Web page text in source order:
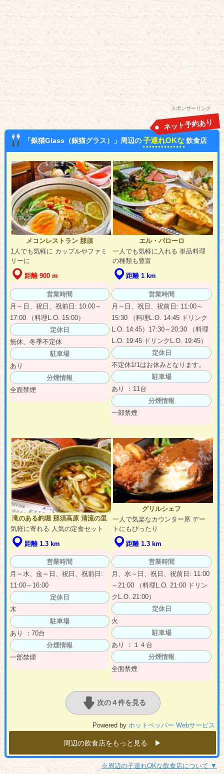
スポンサーリンク
「銀猫Glass（銀猫グラス）」周辺の子連れOKな 飲食店
ネット予約あり
メコンレストラン 那須
1人でも気軽に カップルやファミ
リーに
距離 900 m
営業時間
月～日、祝日、祝前日: 10:00～
17:00 （料理L.O. 15:00）
定休日
無休、冬季不定休
駐車場
あり
分煙情報
全面禁煙
エル・バローロ
一人でも気軽に入れる 単品料理
の種類も豊富
距離 1 km
営業時間
月～日、祝日、祝前日: 11:00～
15:30 （料理L.O. 14:45 ドリンク
L.O. 14:45）17:30～20:30 （料理
L.O. 19:45 ドリンクL.O. 19:45）
定休日
不定休1/1はお休みとなります。
駐車場
あり ：11台
分煙情報
一部禁煙
滝のある釣堀 那須高原 清流の里
気軽に寄れる 人気の定食セット
距離 1.3 km
営業時間
月～水、金～日、祝日、祝前日:
11:00～16:00
定休日
木
駐車場
あり ：70台
分煙情報
一部禁煙
グリルシェフ
一人で気楽なカウンター席 デー
トにもぴったり
距離 1.3 km
営業時間
月、水～日、祝日、祝前日: 11:00
～21:00 （料理L.O. 21:00 ドリン
クL.O. 21:00）
定休日
火
駐車場
あり ：１４台
分煙情報
全面禁煙
次の４件を見る
Powered byホットペッパー Webサービス
周辺の飲食店をもっと見る ▶︎
※周辺の子連れOKな飲食店について ▼